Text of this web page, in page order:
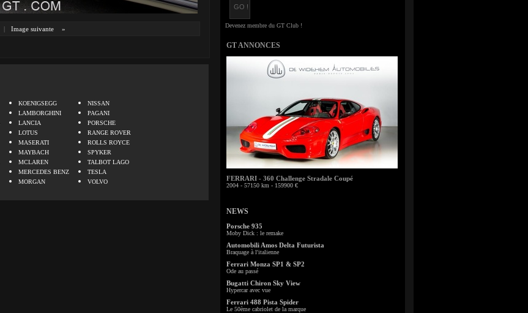
| Image suivante »
KOENIGSEGG
LAMBORGHINI
LANCIA
LOTUS
MASERATI
MAYBACH
MCLAREN
MERCEDES BENZ
MORGAN
NISSAN
PAGANI
PORSCHE
RANGE ROVER
ROLLS ROYCE
SPYKER
TALBOT LAGO
TESLA
VOLVO
GT ANNONCES
FERRARI - 360 Challenge Stradale Coupé
2004 - 57150 km - 159900 €
NEWS
Porsche 935
Moby Dick : le remake
Automobili Amos Delta Futurista
Braquage à l'italienne
Ferrari Monza SP1 & SP2
Ode au passé
Bugatti Chiron Sky View
Hypercar avec vue
Ferrari 488 Pista Spider
Le 50ème cabriolet de la marque